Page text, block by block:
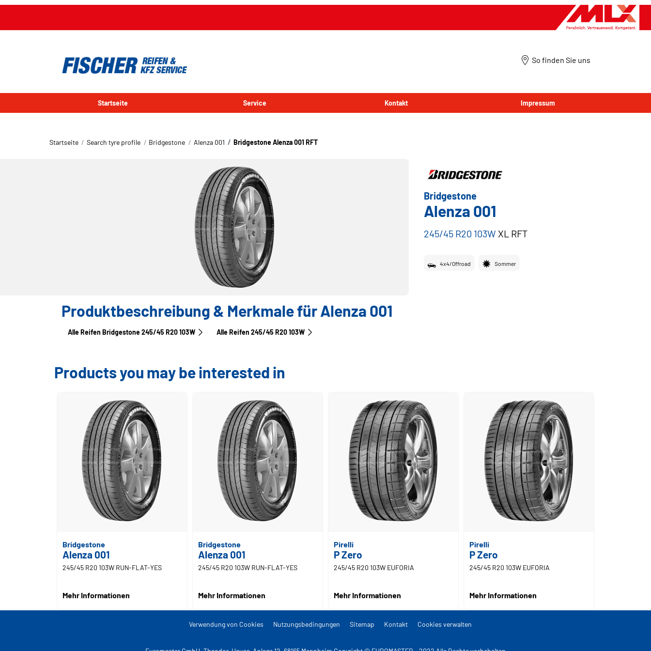
So finden Sie uns
Startseite Service Kontakt Impressum
Startseite Search tyre profile Bridgestone Alenza 001 Bridgestone Alenza 001 RFT
Produktbeschreibung & Merkmale für Alenza 001
Alle Reifen Bridgestone 245/45 R20 103W Alle Reifen‎ 245/45 R20 103W
Bridgestone
Alenza 001
245/45 R20 103W XL RFT
4x4/Offroad Sommer
Products you may be interested in
Bridgestone
Alenza 001
245/45 R20 103W RUN-FLAT-YES
Mehr Informationen
Bridgestone
Alenza 001
245/45 R20 103W RUN-FLAT-YES
Mehr Informationen
Pirelli
P Zero
245/45 R20 103W EUFORIA
Mehr Informationen
Pirelli
P Zero
245/45 R20 103W EUFORIA
Mehr Informationen
Verwendung von Cookies Nutzungsbedingungen Sitemap Kontakt Cookies verwalten